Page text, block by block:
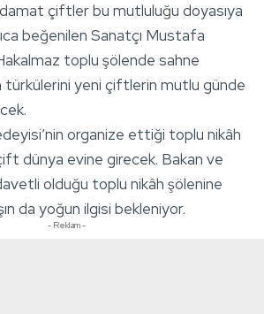
damat çiftler bu mutluluğu doyasıya
beğenilen Sanatçı Mustafa
toplu şölende sahne
türkülerini yeni çiftlerin mutlu günde
organize ettiği toplu nikâh
dünya evine girecek. Bakan ve
olduğu toplu nikâh şölenine
da yoğun ilgisi bekleniyor.
- Reklam -